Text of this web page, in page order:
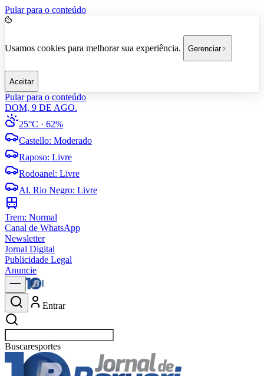
Pular para o conteúdo
Usamos cookies para melhorar sua experiência. Gerenciar
Aceitar
Pular para o conteúdo
DOM, 9 DE AGO.
25°C · 62%
Castello: Moderado
Raposo: Livre
Rodoanel: Livre
Al. Rio Negro: Livre
Trem: Normal
Canal de WhatsApp
Newsletter
Jornal Digital
Publicidade Legal
Anuncie
Entrar
Buscarpo